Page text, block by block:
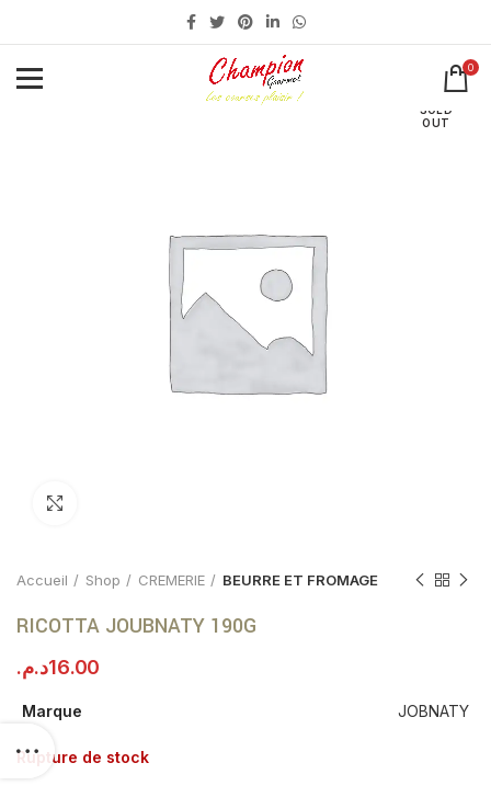
0
SOLD
OUT
Accueil Shop CREMERIE BEURRE ET FROMAGE
RICOTTA JOUBNATY 190G
16.00د.م.
Marque JOBNATY
Rupture de stock